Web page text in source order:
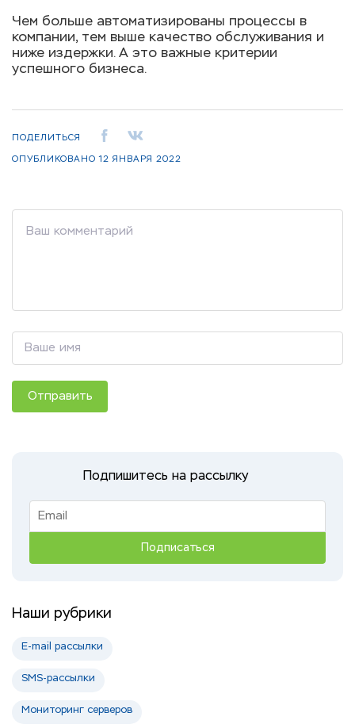
Чем больше автоматизированы процессы в
компании, тем выше качество обслуживания и
ниже издержки. А это важные критерии
успешного бизнеса.
ПОДЕЛИТЬСЯ
ОПУБЛИКОВАНО12 ЯНВАРЯ 2022
Отправить
Подпишитесь на рассылку
Наши рубрики
E-mail рассылки
SMS-рассылки
Мониторинг серверов